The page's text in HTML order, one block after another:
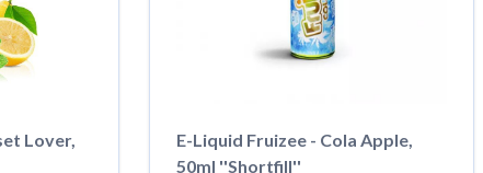
Lover,
E-Liquid Fruizee - Cola Apple,
50ml ''Shortfill''